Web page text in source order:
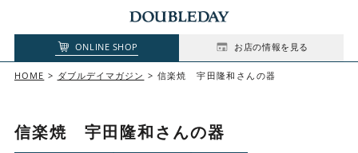
ONLINE SHOP お店の情報を見る
HOME ダブルデイマガジン 信楽焼 宇田隆和さんの器
信楽焼 宇田隆和さんの器